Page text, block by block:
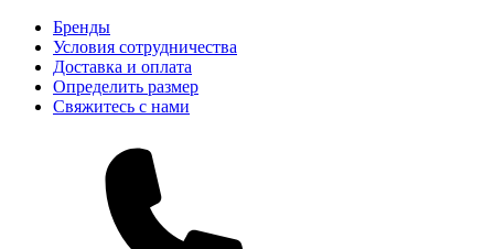
Бренды
Условия сотрудничества
Доставка и оплата
Определить размер
Свяжитесь с нами